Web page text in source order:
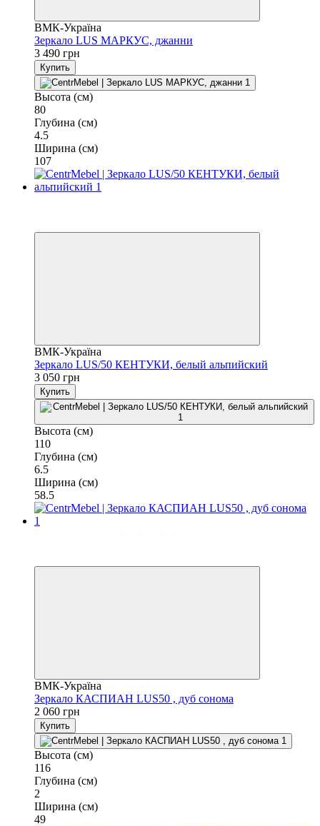
ВМК-Україна
Зеркало LUS МАРКУС, джанни
3 490 грн
Купить
Высота (см)
80
Глубина (см)
4.5
Ширина (см)
107
ВМК-Україна
Зеркало LUS/50 КЕНТУКИ, белый альпийский
3 050 грн
Купить
Высота (см)
110
Глубина (см)
6.5
Ширина (см)
58.5
ВМК-Україна
Зеркало КАСПИАН LUS50 , дуб сонома
2 060 грн
Купить
Высота (см)
116
Глубина (см)
2
Ширина (см)
49